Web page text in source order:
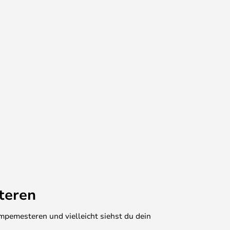
und vielleicht siehst du dein